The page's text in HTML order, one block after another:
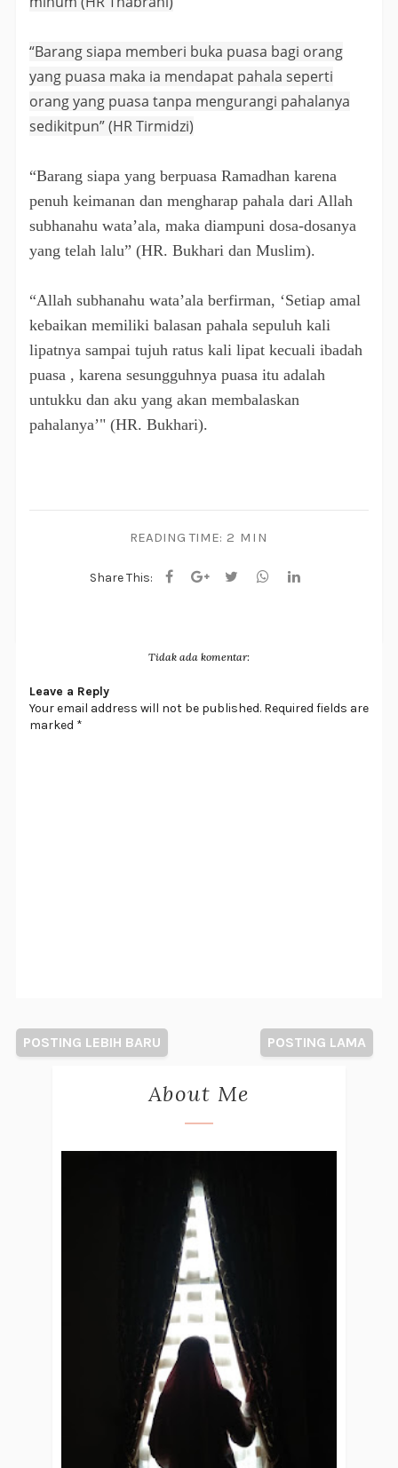
“Barang siapa memberi buka puasa bagi orang
yang puasa maka ia mendapat pahala seperti
orang yang puasa tanpa mengurangi pahalanya
sedikitpun” (HR Tirmidzi)
“Barang siapa yang berpuasa Ramadhan karena
penuh keimanan dan mengharap pahala dari Allah
subhanahu wata’ala, maka diampuni dosa-dosanya
yang telah lalu” (HR. Bukhari dan Muslim).
“Allah subhanahu wata’ala berfirman, ‘Setiap amal
kebaikan memiliki balasan pahala sepuluh kali
lipatnya sampai tujuh ratus kali lipat kecuali ibadah
puasa , karena sesungguhnya puasa itu adalah
untukku dan aku yang akan membalaskan
pahalanya’" (HR. Bukhari).
READING TIME: 2 MIN
Share This:
Tidak ada komentar:
Leave a Reply
Your email address will not be published. Required fields are
marked *
POSTING LEBIH BARU POSTING LAMA
About Me